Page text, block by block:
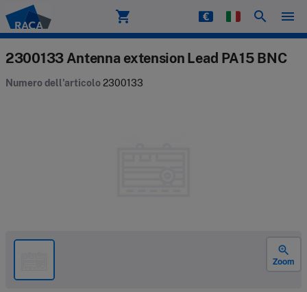
Raca shopping_cart search menu
2300133 Antenna extension Lead PA15 BNC
Numero dell'articolo 2300133
zoom_in
Zoom